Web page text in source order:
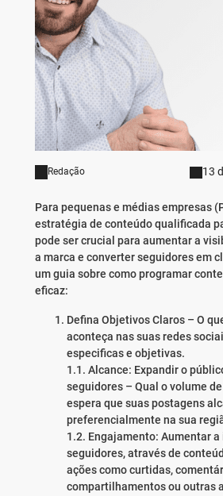
Redação 13
Para pequenas e médias empresas
estratégia de conteúdo qualificada
pode ser crucial para aumentar a
a marca e converter seguidores em
um guia sobre como programar
eficaz:
Defina Objetivos Claros – O
aconteça nas suas redes
especificas e objetivas.
1.1. Alcance: Expandir o
seguidores – Qual o volume
espera que suas postagens
preferencialmente na sua
1.2. Engajamento: Aumentar
seguidores, através de
ações como curtidas,
compartilhamentos ou outras